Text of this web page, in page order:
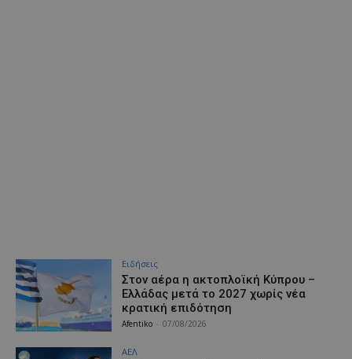
Ειδήσεις
Στον αέρα η ακτοπλοϊκή Κύπρου –
Ελλάδας μετά το 2027 χωρίς νέα
κρατική επιδότηση
Afentiko 07/08/2026
ΑΕΛ